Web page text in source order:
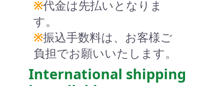
※代金は先払いとなりま
す。
※振込手数料は、お客様ご
負担でお願いいたします。
International shipping